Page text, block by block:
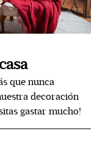
que nunca
decoración
gastar mucho!